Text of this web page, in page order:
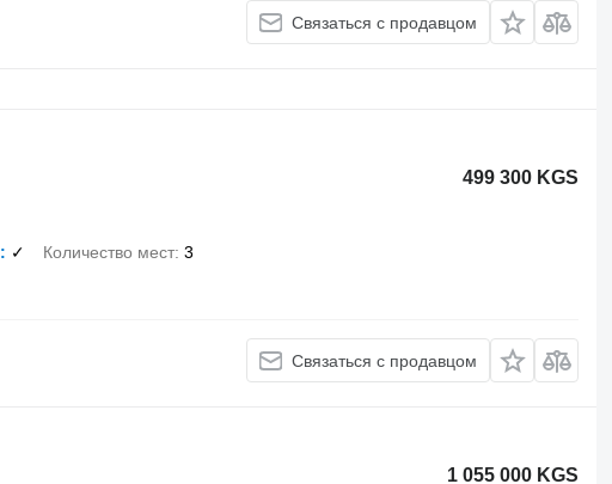
Связаться с продавцом
499 300 KGS
✓ Количество мест 3
Связаться с продавцом
1 055 000 KGS